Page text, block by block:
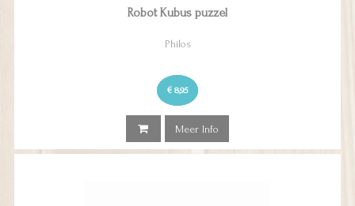
Robot Kubus puzzel
Philos
€ 8,95
Meer Info